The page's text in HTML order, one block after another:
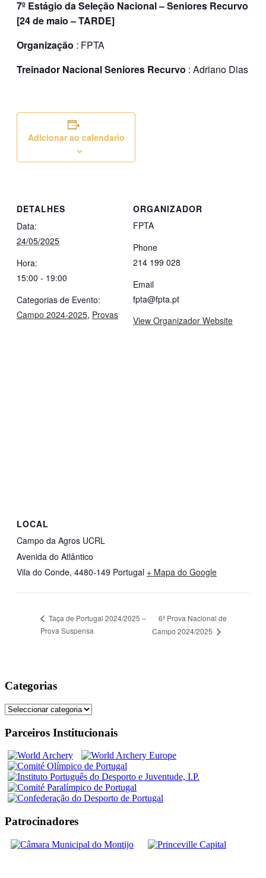
7º Estágio da Seleção Nacional – Seniores Recurvo
[24 de maio – TARDE]
Organização : FPTA
Treinador Nacional Seniores Recurvo : Adriano Dias
Adicionar ao calendario
DETALHES
Data:
24/05/2025
Hora:
15:00 - 19:00
Categorias de Evento:
Campo 2024-2025, Provas
ORGANIZADOR
FPTA
Phone
214 199 028
Email
fpta@fpta.pt
View Organizador Website
LOCAL
Campo da Agros UCRL
Avenida do Atlântico
Vila do Conde, 4480-149 Portugal + Mapa do Google
Taça de Portugal 2024/2025 –
Prova Suspensa
6ª Prova Nacional de
Campo 2024/2025
Categorias
Categorias
Parceiros Institucionais
Patrocinadores